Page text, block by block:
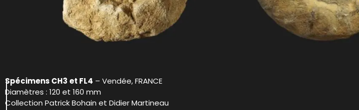
Spécimens CH3 et FL4 – Vendée, FRANCE
Diamètres : 120 et 160 mm
Collection Patrick Bohain et Didier Martineau